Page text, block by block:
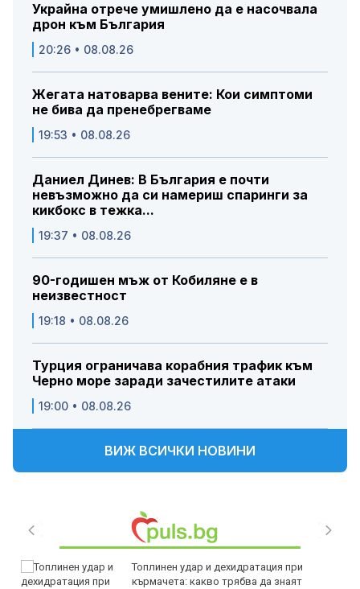
Украйна отрече умишлено да е насочвала
дрон към България
20:26 • 08.08.26
Жегата натоварва вените: Кои симптоми
не бива да пренебрегваме
19:53 • 08.08.26
Даниел Динев: В България е почти
невъзможно да си намериш спаринги за
кикбокс в тежка...
19:37 • 08.08.26
90-годишен мъж от Кобиляне е в
неизвестност
19:18 • 08.08.26
Турция ограничава корабния трафик към
Черно море заради зачестилите атаки
19:00 • 08.08.26
ВИЖ ВСИЧКИ НОВИНИ
Топлинен удар и дехидратация при
кърмачета: какво трябва да знаят